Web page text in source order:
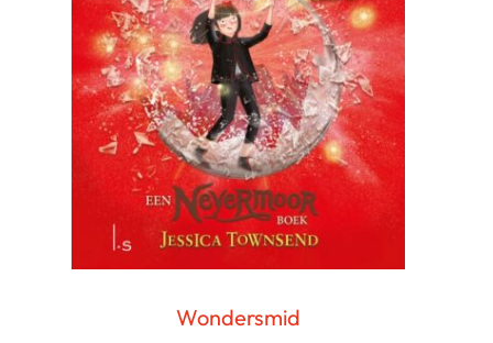
Wondersmid